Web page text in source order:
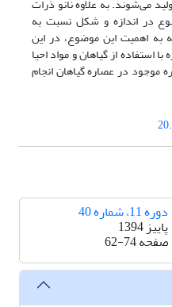
می‌شوند. به علاوه نانو ذرات
در اندازه و شکل نسبت به
به اهمیت این موضوع، در این
استفاده از گیاهان و مواد احیا
موجود در عصاره گیاهان انجام
دوره 11، شماره 40
پاییز 1394
صفحه62-74